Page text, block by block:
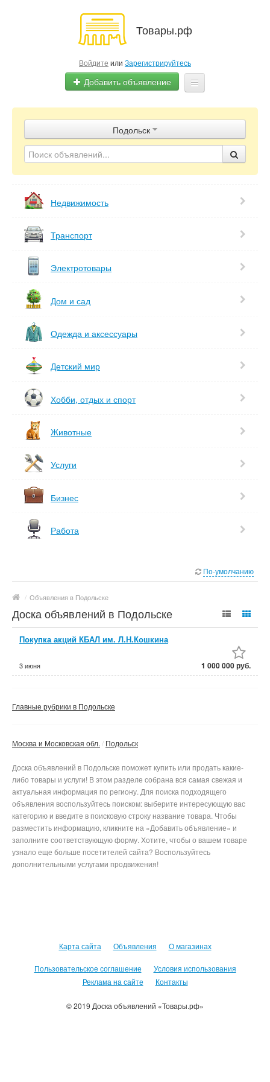
Товары.рф
Войдите или Зарегистрируйтесь
Добавить объявление
Объявления
Магазины
Подольск
Недвижимость
Транспорт
Электротовары
Дом и сад
Одежда и аксессуары
Детский мир
Хобби, отдых и спорт
Животные
Услуги
Бизнес
Работа
По-умолчанию
/ Объявления в Подольске
Доска объявлений в Подольске
Покупка акций КБАЛ им. Л.Н.Кошкина
3 июня 1 000 000 руб.
Главные рубрики в Подольске
Москва и Московская обл. Подольск
Доска объявлений в Подольске поможет купить или продать какие-
либо товары и услуги! В этом разделе собрана вся самая свежая и
актуальная информация по региону. Для поиска подходящего
объявления воспользуйтесь поиском: выберите интересующую вас
категорию и введите в поисковую строку название товара. Чтобы
разместить информацию, кликните на «Добавить объявление» и
заполните соответствующую форму. Хотите, чтобы о вашем товаре
узнало еще больше посетителей сайта? Воспользуйтесь
дополнительными услугами продвижения!
Карта сайта Объявления О магазинах
Пользовательское соглашение
Условия использования
Реклама на сайте
Контакты
© 2019 Доска объявлений «Товары.рф»